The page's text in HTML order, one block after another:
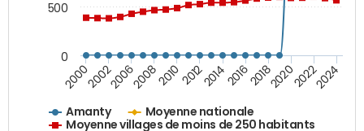
Amanty
Moyenne nationale
Moyenne villages de moins de 250 habitants
200020022006200820102012201420162018202020222024
0
500